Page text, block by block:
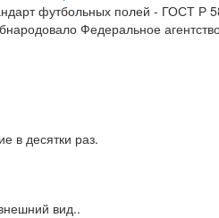
футбольных полей - ГОСТ
Федеральное
в десятки раз.
вид..